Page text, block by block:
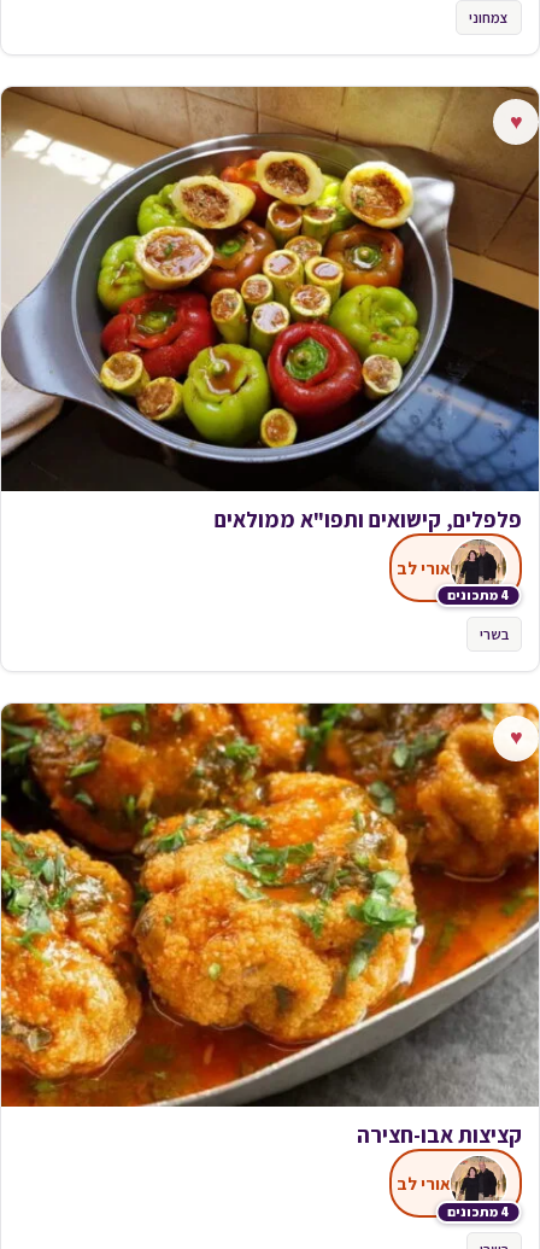
צמחוני
♥
פלפלים, קישואים ותפו"א ממולאים
4 מתכונים
אורי לב
בשרי
♥
קציצות אבו-חצירה
4 מתכונים
אורי לב